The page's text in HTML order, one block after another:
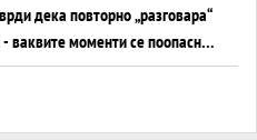
дека повторно „разговара“
ваквите моменти се поопасни
закани